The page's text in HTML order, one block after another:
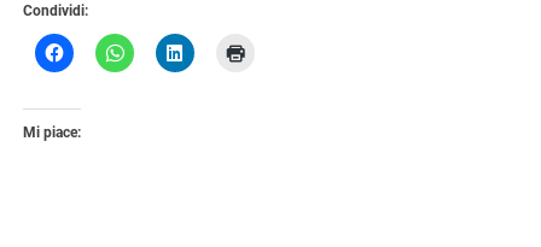
Condividi:
Mi piace: